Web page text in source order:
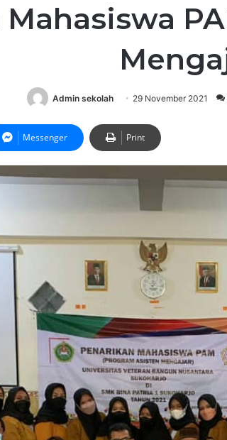
Admin sekolah 29 November 2021
Messenger Print